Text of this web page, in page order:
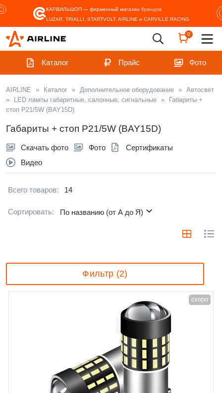
КАРВИЛЬШОП — фирменный магазин брендов
LUZAR, TRIALLI, STARTVOLT, AIRLINE и CARVILLE RACING
0
Каталог Прайс Фото
AIRLINE » Каталог » Дополнительное оборудование » Автосвет
»
LED лампы габаритные, салонные, сигнальные »
Габариты +
стоп P21/5W (BAY15D)
Габариты + стоп P21/5W (BAY15D)
Скачать фото Фото
Сертификаты
Видео
Всего товаров: 14
Сортировать: По названию (от А до Я)
Фильтр (2)
скоро